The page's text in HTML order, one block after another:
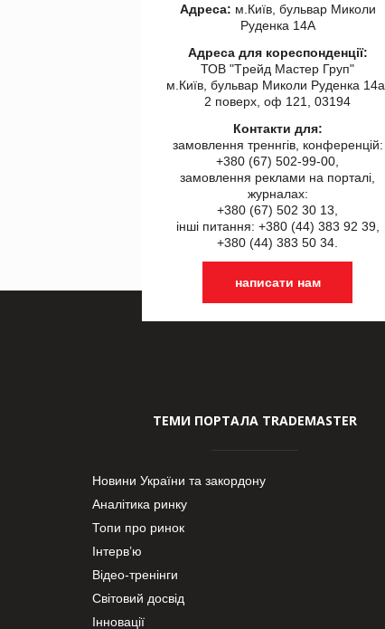
Адреса: м.Київ, бульвар Миколи
Руденка 14А
Адреса для кореспонденції:
ТОВ "Tрейд Мастер Груп"
м.Київ, бульвар Миколи Руденка 14а,
2 поверх, оф 121, 03194
Контакти для:
замовлення треннгів, конференцій:
+380 (67) 502-99-00,
замовлення реклами на порталі,
журналах:
+380 (67) 502 30 13,
інші питання: +380 (44) 383 92 39,
+380 (44) 383 50 34.
написати нам
ТЕМИ ПОРТАЛА TRADEMASTER
Новини України та закордону
Аналітика ринку
Топи про ринок
Інтерв’ю
Відео-тренінги
Світовий досвід
Інновації